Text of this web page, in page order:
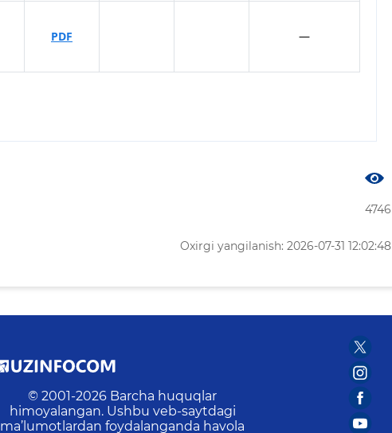
PDF —
4746
Oxirgi yangilanish: 2026-07-31 12:02:48
© 2001-2026 Barcha huquqlar
himoyalangan. Ushbu veb-saytdagi
ma’lumotlardan foydalanganda havola